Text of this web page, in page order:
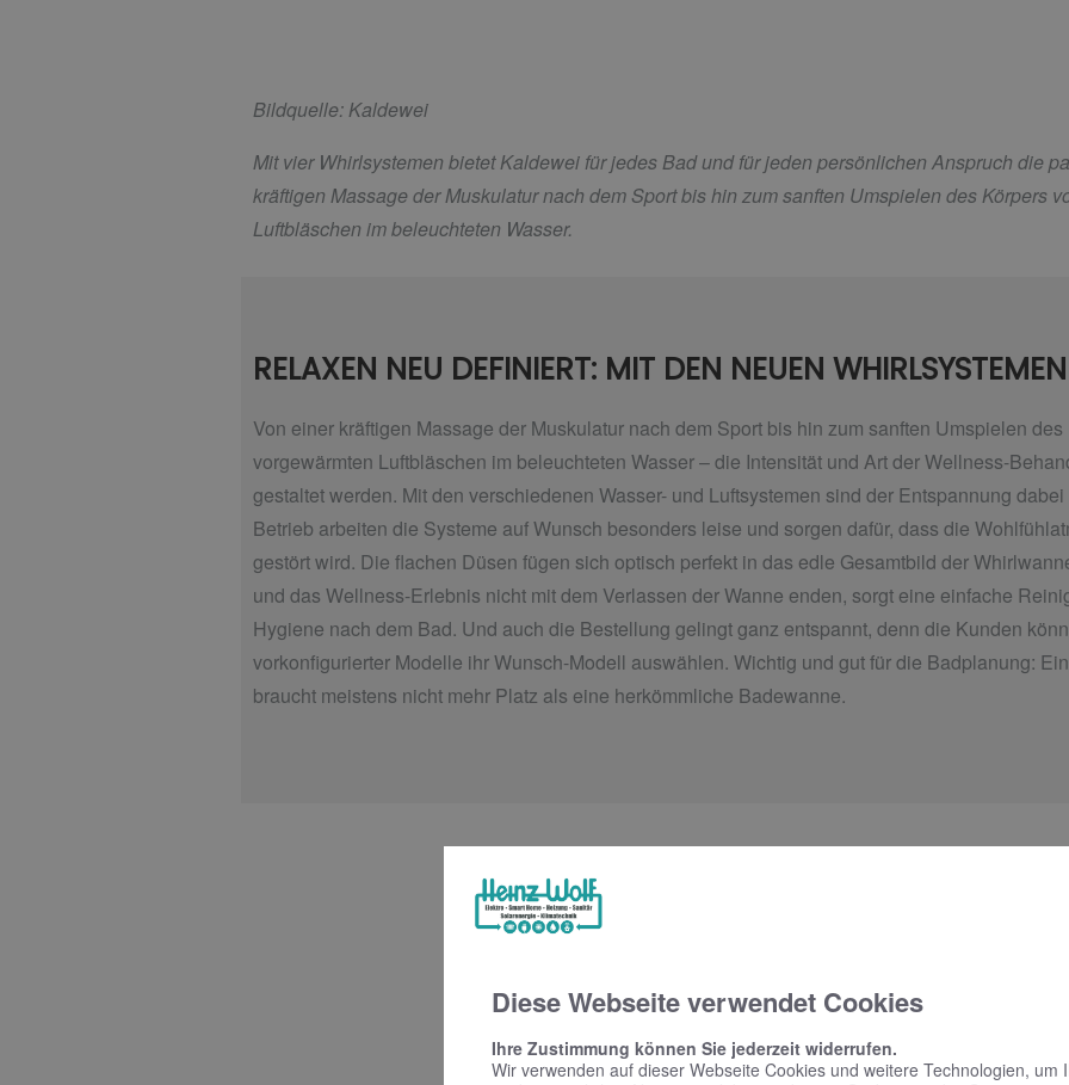
Bildquelle: Kaldewei
Mit vier Whirlsystemen bietet Kaldewei für jedes Bad und für jeden persönlichen Anspruch die
kräftigen Massage der Muskulatur nach dem Sport bis hin zum sanften Umspielen des Körpers
Luftbläschen im beleuchteten Wasser.
RELAXEN NEU DEFINIERT: MIT DEN NEUEN
Von einer kräftigen Massage der Muskulatur nach dem Sport bis hin zum sanften Umspielen
vorgewärmten Luftbläschen im beleuchteten Wasser – die Intensität und Art der Wellness-
gestaltet werden. Mit den verschiedenen Wasser- und Luftsystemen sind der Entspannung
Betrieb arbeiten die Systeme auf Wunsch besonders leise und sorgen dafür, dass die
gestört wird. Die flachen Düsen fügen sich optisch perfekt in das edle Gesamtbild der
und das Wellness-Erlebnis nicht mit dem Verlassen der Wanne enden, sorgt eine einfache
Hygiene nach dem Bad. Und auch die Bestellung gelingt ganz entspannt, denn die Kunden
vorkonfigurierter Modelle ihr Wunsch-Modell auswählen. Wichtig und gut für die Badplanung:
braucht meistens nicht mehr Platz als eine herkömmliche Badewanne.
Bitte akzeptieren Sie zuerst die Cookies.
Diese Webseite verwendet Cookies
Ihre Zustimmung können Sie jederzeit widerrufen.
Wir verwenden auf dieser Webseite Cookies und weitere Technologien, um